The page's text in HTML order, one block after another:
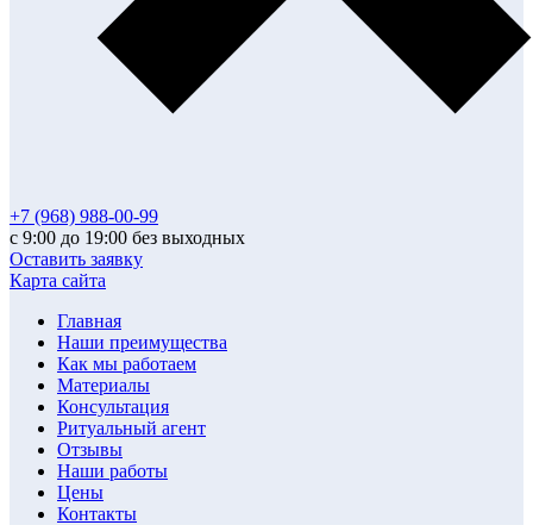
+7 (968) 988-00-99
с 9:00 до 19:00 без выходных
Оставить заявку
Карта сайта
Главная
Наши преимущества
Как мы работаем
Материалы
Консультация
Ритуальный агент
Отзывы
Наши работы
Цены
Контакты